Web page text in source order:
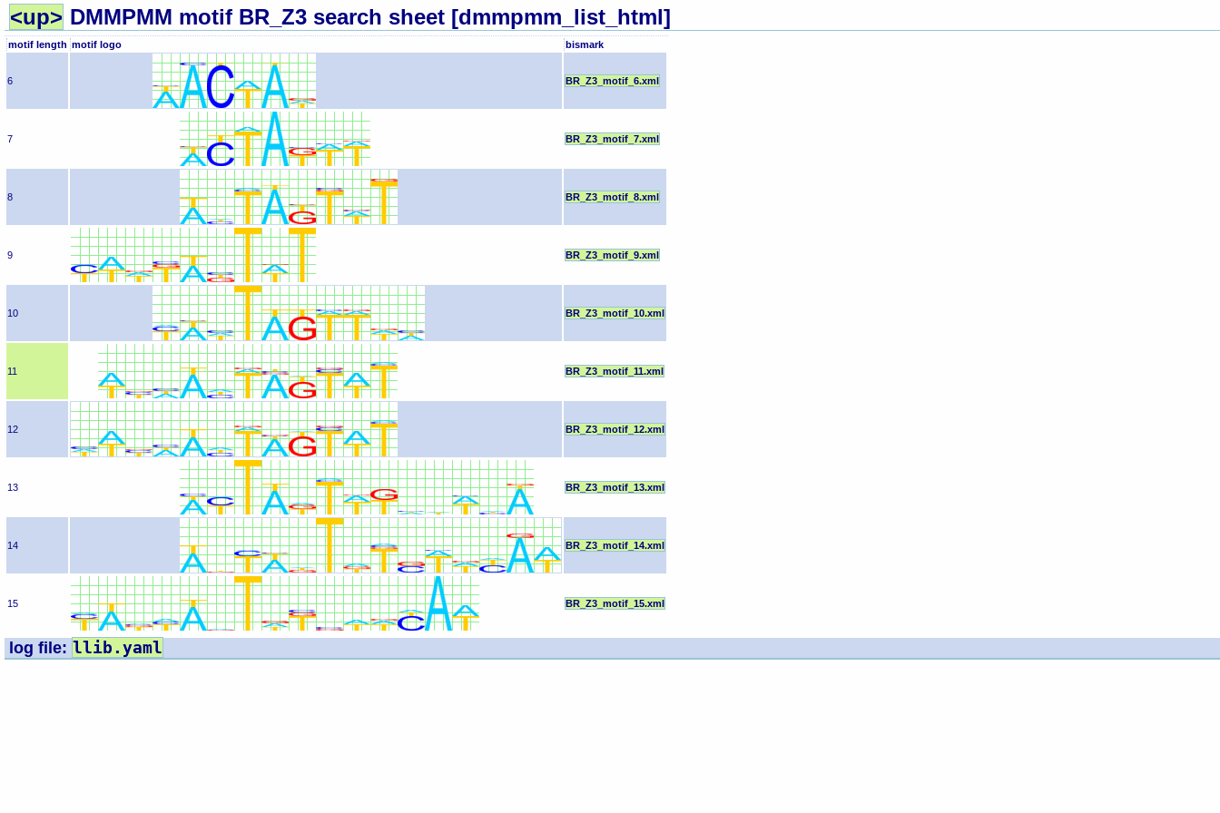
<up> DMMPMM motif BR_Z3 search sheet [dmmpmm_list_html]
motif length motif logo bismark
6 BR_Z3_motif_6.xml
7 BR_Z3_motif_7.xml
8 BR_Z3_motif_8.xml
9 BR_Z3_motif_9.xml
10 BR_Z3_motif_10.xml
11 BR_Z3_motif_11.xml
12 BR_Z3_motif_12.xml
13 BR_Z3_motif_13.xml
14 BR_Z3_motif_14.xml
15 BR_Z3_motif_15.xml
log file: llib.yaml